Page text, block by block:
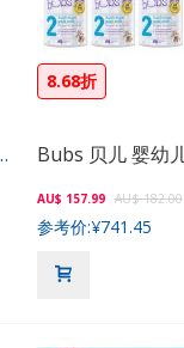
羊奶粉1段 800g
8.68折
AU$ 157.99 AU$ 182.00
参考价:¥741.45